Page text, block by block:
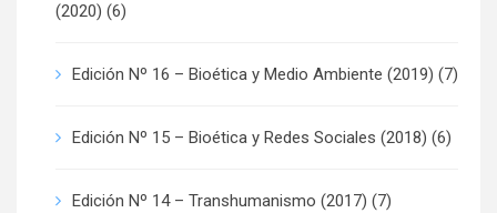
(2020) (6)
Edición Nº 16 – Bioética y Medio Ambiente (2019) (7)
Edición Nº 15 – Bioética y Redes Sociales (2018) (6)
Edición Nº 14 – Transhumanismo (2017) (7)